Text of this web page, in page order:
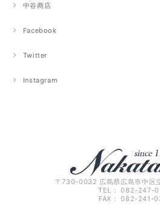
中谷商店
Facebook
Twitter
Instagram
〒730-0032 広島県広島市中区
TEL： 082-247-
FAX： 082-241-